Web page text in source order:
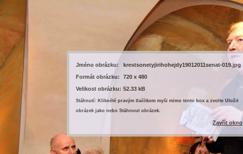
Jméno obrázku:
krestsonetyjirihohejdy19012011senat-019.jpg
Formát obrázku:
720 x 480
Velikost obrázku: 52.33 kB
Stáhnutí: Kliknětě pravým tlačítkem myši mimo tento box a zvolte Uložit
obrázek jako nebo Stáhnout obrázek.
Zavřít okno